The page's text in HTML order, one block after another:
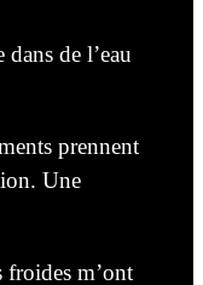
de l’eau
prennent
Une
froides m’ont